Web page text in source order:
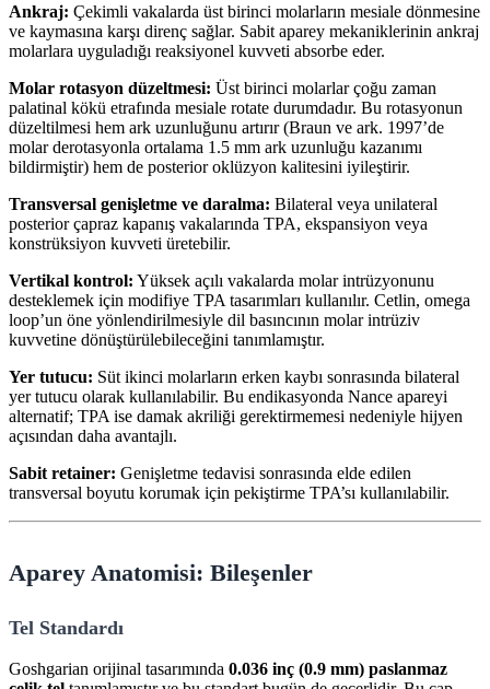
Ankraj: Çekimli vakalarda üst birinci molarların mesiale dönmesine
ve kaymasına karşı direnç sağlar. Sabit aparey mekaniklerinin ankraj
molarlara uyguladığı reaksiyonel kuvveti absorbe eder.
Molar rotasyon düzeltmesi: Üst birinci molarlar çoğu zaman
palatinal kökü etrafında mesiale rotate durumdadır. Bu rotasyonun
düzeltilmesi hem ark uzunluğunu artırır (Braun ve ark. 1997’de
molar derotasyonla ortalama 1.5 mm ark uzunluğu kazanımı
bildirmiştir) hem de posterior oklüzyon kalitesini iyileştirir.
Transversal genişletme ve daralma: Bilateral veya unilateral
posterior çapraz kapanış vakalarında TPA, ekspansiyon veya
konstrüksiyon kuvveti üretebilir.
Vertikal kontrol: Yüksek açılı vakalarda molar intrüzyonunu
desteklemek için modifiye TPA tasarımları kullanılır. Cetlin, omega
loop’un öne yönlendirilmesiyle dil basıncının molar intrüziv
kuvvetine dönüştürülebileceğini tanımlamıştır.
Yer tutucu: Süt ikinci molarların erken kaybı sonrasında bilateral
yer tutucu olarak kullanılabilir. Bu endikasyonda Nance apareyi
alternatif; TPA ise damak akriliği gerektirmemesi nedeniyle hijyen
açısından daha avantajlı.
Sabit retainer: Genişletme tedavisi sonrasında elde edilen
transversal boyutu korumak için pekiştirme TPA’sı kullanılabilir.
Aparey Anatomisi: Bileşenler
Tel Standardı
Goshgarian orijinal tasarımında 0.036 inç (0.9 mm) paslanmaz